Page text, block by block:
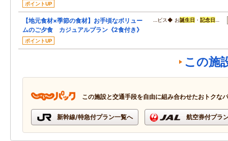
ポイントUP
【地元食材×季節の食材】お手頃なボリュー
ムのご夕食 カジュアルプラン《2食付き》
ポイントUP
…ビス◆ お誕生日 ・ 記念日 …
この施
この施設と交通手段を自由に組み合わせたおトクな
新幹線/特急付プラン一覧へ 航空券付プラ